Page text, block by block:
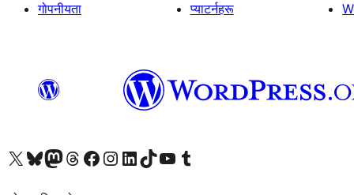
गोपनीयता
प्याटर्नहरू
हाम्रो X (पहिले ट्विटर) खातामा जानुहोस्
हाम्रो Bluesky खाता भ्रमण गर्नुहोस्
हाम्रो म्यास्टोडन खाता भ्रमण गर्नुहोस्
हाम्रो थ्रेड्स खातामा जानुहोस्
हाम्रो फेसबुक पेजमा जानुहोस्
हाम्रो इन्स्टाग्राम खातामा जानुहोस्
हाम्रो लिङ्क्डइन खातामा जानुहोस्
हाम्रो TikTok खाता भ्रमण गर्नुहोस्
हाम्रो युट्युब च्यानलमा जानुहोस्
हाम्रो टम्बलर खाता भ्रमण गर्नुहोस्